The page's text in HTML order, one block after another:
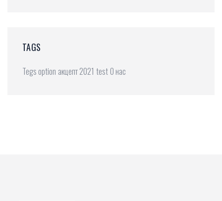
TAGS
Tegs option акцепт 2021 test О нас